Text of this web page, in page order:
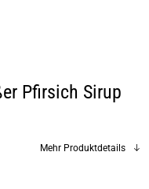
Pfirsich Sirup
Mehr Produktdetails